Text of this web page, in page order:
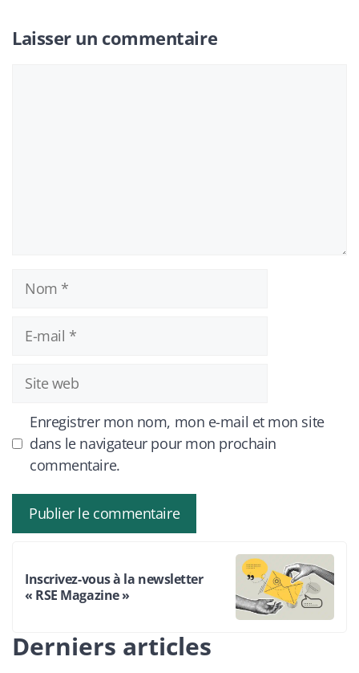
Laisser un commentaire
Nom
mail
Site
web
Enregistrer mon nom, mon e-mail et mon site
dans le navigateur pour mon prochain
commentaire.
Inscrivez-vous à la newsletter
« RSE Magazine »
Derniers articles